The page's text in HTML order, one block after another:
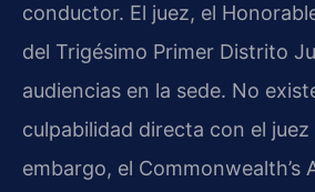
conductor. El juez, el
del Trigésimo Primer Distrito
audiencias en la sede. No
culpabilidad directa con el juez
embargo, el Commonwealth’s